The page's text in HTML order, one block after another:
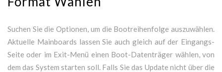
Suchen Sie die Optionen, um die Bootreihenfolge auszuwählen.
Aktuelle Mainboards lassen Sie auch gleich auf der Eingangs-
Seite oder im Exit-Menü einen Boot-Datenträger wählen, von
dem das System starten soll. Falls Sie das Update nicht über die